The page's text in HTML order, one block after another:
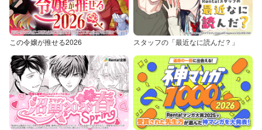
この令嬢が推せる2026 スタッフの「最近なに読んだ？」